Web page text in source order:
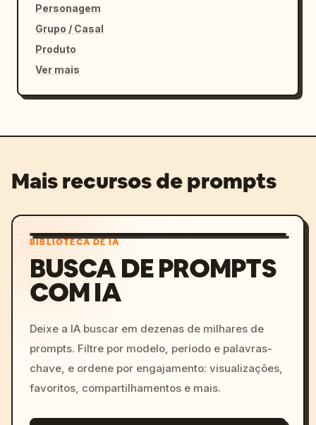
Personagem
Grupo / Casal
Produto
Ver mais
Mais recursos de prompts
BIBLIOTECA DE IA
BUSCA DE PROMPTS
COM IA
Deixe a IA buscar em dezenas de milhares de
prompts. Filtre por modelo, período e palavras-
chave, e ordene por engajamento: visualizações,
favoritos, compartilhamentos e mais.